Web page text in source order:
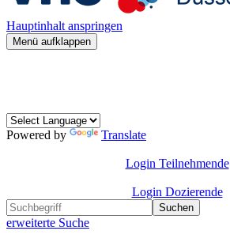
Hauptinhalt anspringen
Menü aufklappen
Powered by Translate
Login Teilnehmende
Login Dozierende
Suchen
erweiterte Suche